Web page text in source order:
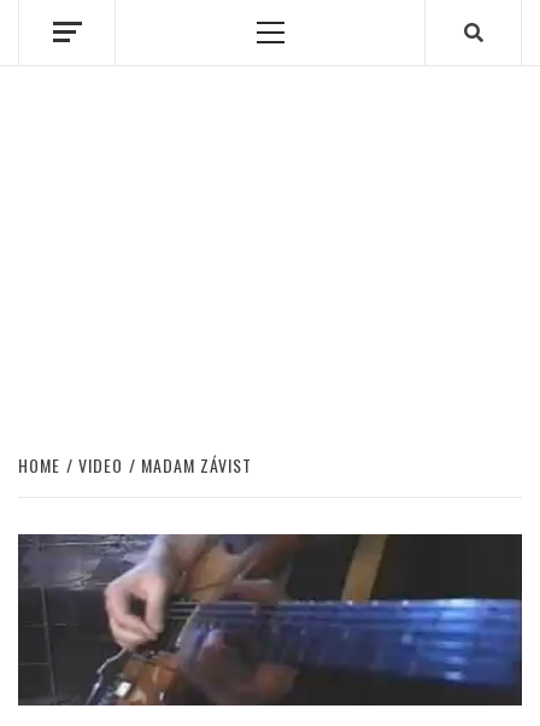
Primary
HOME VIDEO MADAM ZÁVIST